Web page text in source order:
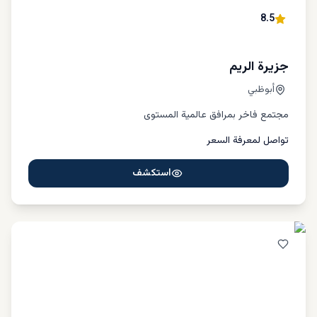
بشكل عام، إذا كنت ترغب في شراء فيلا قياسية مكونة من غرفتي
هيدرا. ولكن إذا اخترت وحدة سكنية على الواجهة البحرية مثل
جزيرة السعديات ستدفع قيمة أعلى. على سبيل المثال، يتراوح
درهم إماراتي. كما يمكنك البحث عن وحدات أكثر فخامة مثل فيلا
من 6 غرف نوم بتكلفة 4.5 مليون درهم إماراتي كحد أدنى.
كيف تشتري فيلا في ابوظبي؟
بعد أن تقرر شراء عقار في أبو ظبي، يجب عليك الاستعانة
8.5
جزيرة الريم
أبوظبي
مجتمع فاخر بمرافق عالمية المستوى
تواصل لمعرفة السعر
استكشف